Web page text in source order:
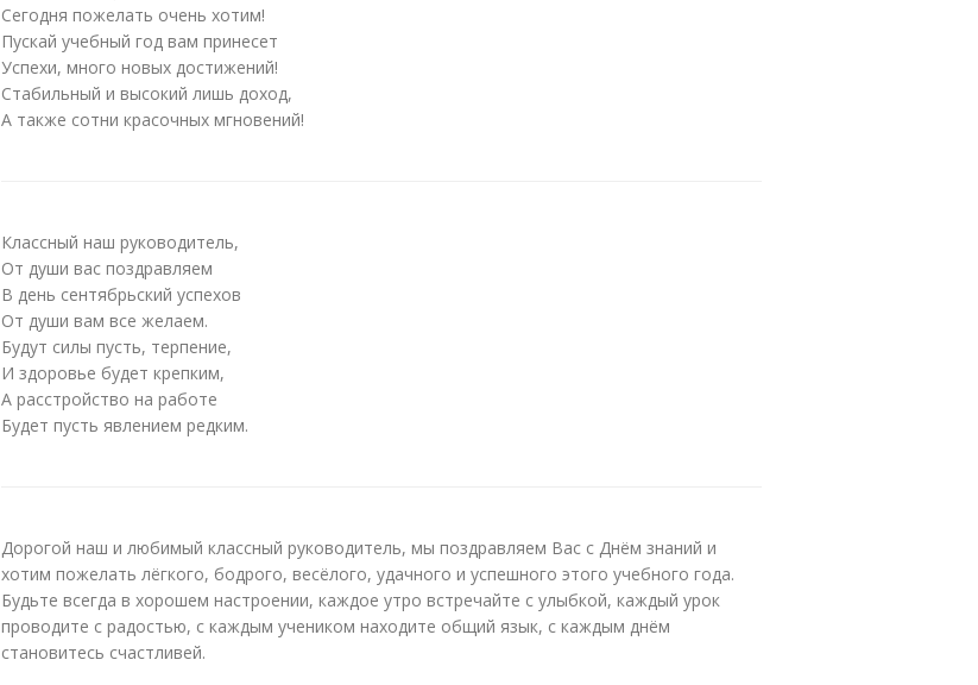
Сегодня пожелать очень хотим!
Пускай учебный год вам принесет
Успехи, много новых достижений!
Стабильный и высокий лишь доход,
А также сотни красочных мгновений!
Классный наш руководитель,
От души вас поздравляем
В день сентябрьский успехов
От души вам все желаем.
Будут силы пусть, терпение,
И здоровье будет крепким,
А расстройство на работе
Будет пусть явлением редким.
Дорогой наш и любимый классный руководитель, мы поздравляем Вас с Днём знаний и
хотим пожелать лёгкого, бодрого, весёлого, удачного и успешного этого учебного года.
Будьте всегда в хорошем настроении, каждое утро встречайте с улыбкой, каждый урок
проводите с радостью, с каждым учеником находите общий язык, с каждым днём
становитесь счастливей.